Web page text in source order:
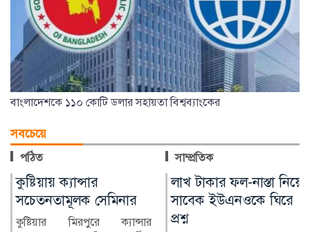
বাংলাদেশকে ১১০ কোটি ডলার সহায়তা বিশ্বব্যাংকের
সবচেয়ে
পঠিত সাম্প্রতিক
লাখ টাকার ফল-নাস্তা নিয়ে
সাবেক ইউএনওকে ঘিরে
প্রশ্ন
নিরাপদ অভিবাসনে
প্রতারণার ঝুঁকি কমে: জেলা
প্রশাসক নুরমহল আশরাফী